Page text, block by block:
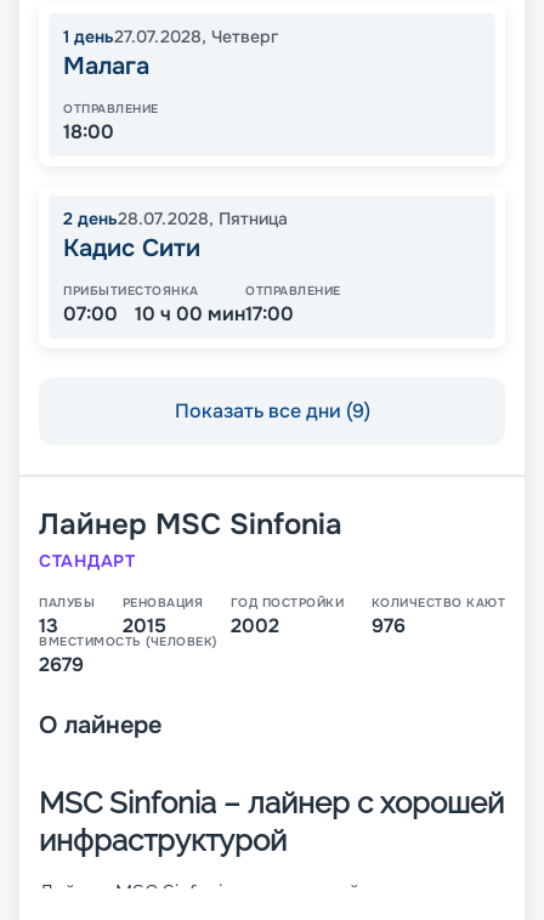
1 день27.07.2028, Четверг
Малага
ОТПРАВЛЕНИЕ
18:00
2 день28.07.2028, Пятница
Кадис Сити
ПРИБЫТИЕ
07:00
СТОЯНКА
10 ч 00 мин
ОТПРАВЛЕНИЕ
17:00
Показать все дни (9)
Лайнер MSC Sinfonia
СТАНДАРТ
ПАЛУБЫ
13
РЕНОВАЦИЯ
2015
ГОД ПОСТРОЙКИ
2002
КОЛИЧЕСТВО КАЮТ
976
ВМЕСТИМОСТЬ (ЧЕЛОВЕК)
2679
О лайнере
MSC Sinfonia – лайнер с хорошей
инфраструктурой
Лайнер MSC Sinfonia – это второй из круизных